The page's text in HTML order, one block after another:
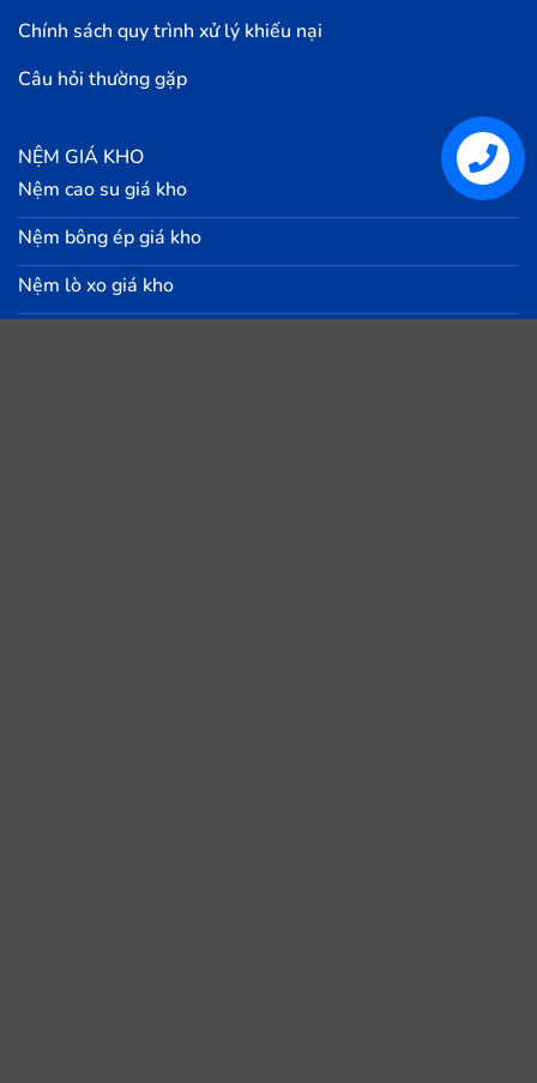
Chính sách quy trình xử lý khiếu nại
Câu hỏi thường gặp
NỆM GIÁ KHO
Nệm cao su giá kho
Nệm bông ép giá kho
Nệm lò xo giá kho
Liên hệ